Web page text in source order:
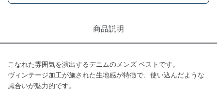
商品説明
こなれた雰囲気を演出するデニムのメンズ ベストです。
ヴィンテージ加工が施された生地感が特徴で、使い込んだような
風合いが魅力的です。